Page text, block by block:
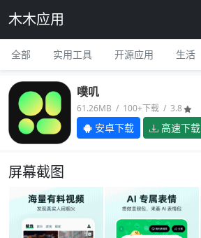
木木应用
全部 实用工具 开源应用 生活
噗叽
61.26MB / 100+下载 / 3.8
安卓下载 高速下载
屏幕截图